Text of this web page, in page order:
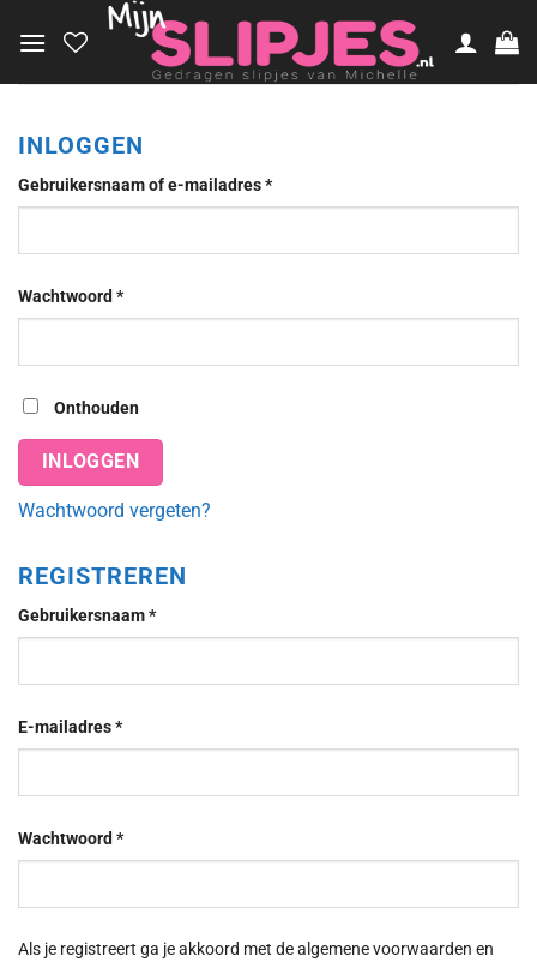
naar
INLOGGEN
Gebruikersnaam of e-mailadres*Verplicht
Wachtwoord *Verplicht
Onthouden
INLOGGEN
Wachtwoord vergeten?
REGISTREREN
Gebruikersnaam*Verplicht
E-mailadres*Verplicht
Wachtwoord *Verplicht
Als je registreert ga je akkoord met de algemene voorwaarden en